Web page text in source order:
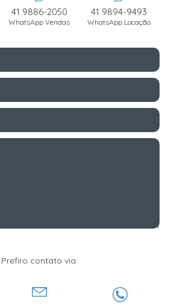
41 9886-2050
WhatsApp Vendas
41 9894-9493
WhatsApp Locação
Prefiro contato via: